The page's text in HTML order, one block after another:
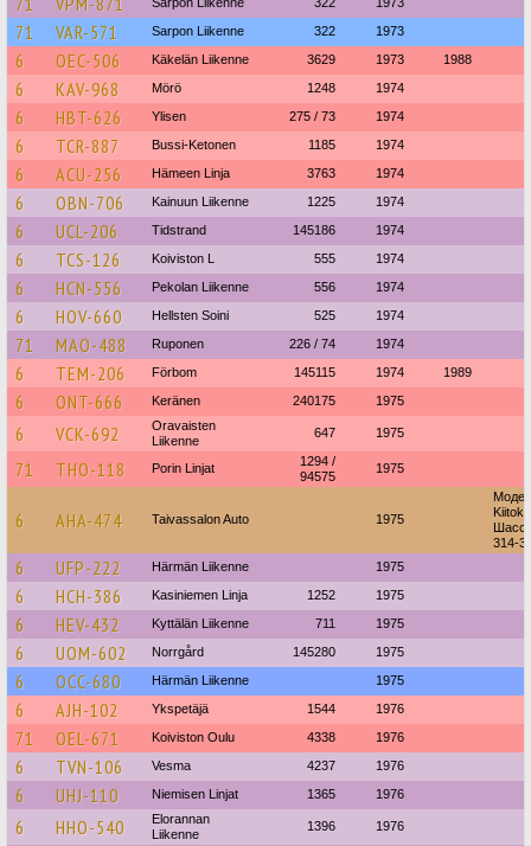
71 VAR-571 Sarpon Liikenne 322 1973
6 OEC-506 Käkelän Liikenne 3629 1973 1988
6 KAV-968 Mörö 1248 1974
6 HBT-626 Ylisen 275 / 73 1974
6 TCR-887 Bussi-Ketonen 1185 1974
6 ACU-256 Hämeen Linja 3763 1974
6 OBN-706 Kainuun Liikenne 1225 1974
6 UCL-206 Tidstrand 145186 1974
6 TCS-126 Koiviston L 555 1974
6 HCN-556 Pekolan Liikenne 556 1974
6 HOV-660 Hellsten Soini 525 1974
71 MAO-488 Ruponen 226 / 74 1974
6 TEM-206 Förbom 145115 1974 1989
6 ONT-666 Keränen 240175 1975
6 VCK-692
Oravaisten
Liikenne
647 1975
71 THO-118 Porin Linjat
1294 /
94575
1975
6 AHA-474 Taivassalon Auto 1975
314-
6 UFP-222 Härmän Liikenne 1975
6 HCH-386 Kasiniemen Linja 1252 1975
6 HEV-432 Kyttälän Liikenne 711 1975
6 UOM-602 Norrgård 145280 1975
6 OCC-680 Härmän Liikenne 1975
6 AJH-102 Ykspetäjä 1544 1976
71 OEL-671 Koiviston Oulu 4338 1976
6 TVN-106 Vesma 4237 1976
6 UHJ-110 Niemisen Linjat 1365 1976
6 HHO-540
Elorannan
Liikenne
1396 1976